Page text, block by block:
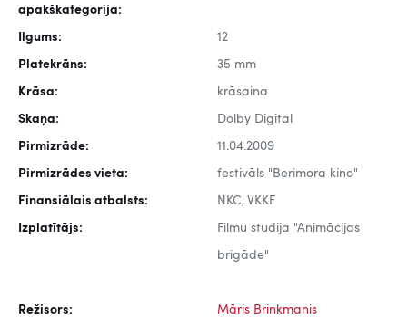
apakškategorija:
Ilgums: 12
Platekrāns: 35 mm
Krāsa: krāsaina
Skaņa: Dolby Digital
Pirmizrāde: 11.04.2009
Pirmizrādes vieta: festivāls "Berimora kino"
Finansiālais atbalsts: NKC, VKKF
Izplatītājs: Filmu studija "Animācijas
brigāde"
Režisors: Māris Brinkmanis